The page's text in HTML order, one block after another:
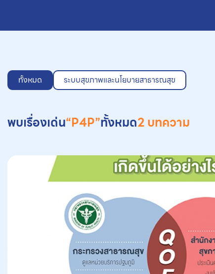
ทั้งหมด ระบบสุขภาพและนโยบายสาธารณสุข
พบเรื่องเด่น“P4P”ทั้งหมด2 บทความ